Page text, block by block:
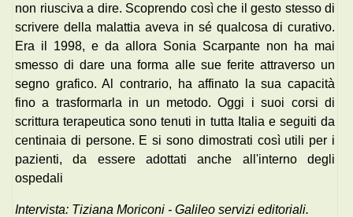
non riusciva a dire. Scoprendo così che il gesto stesso di
scrivere della malattia aveva in sé qualcosa di curativo.
Era il 1998, e da allora Sonia Scarpante non ha mai
smesso di dare una forma alle sue ferite attraverso un
segno grafico. Al contrario, ha affinato la sua capacità
fino a trasformarla in un metodo. Oggi i suoi corsi di
scrittura terapeutica sono tenuti in tutta Italia e seguiti da
centinaia di persone. E si sono dimostrati così utili per i
pazienti, da essere adottati anche all'interno degli
ospedali
Intervista: Tiziana Moriconi - Galileo servizi editoriali.